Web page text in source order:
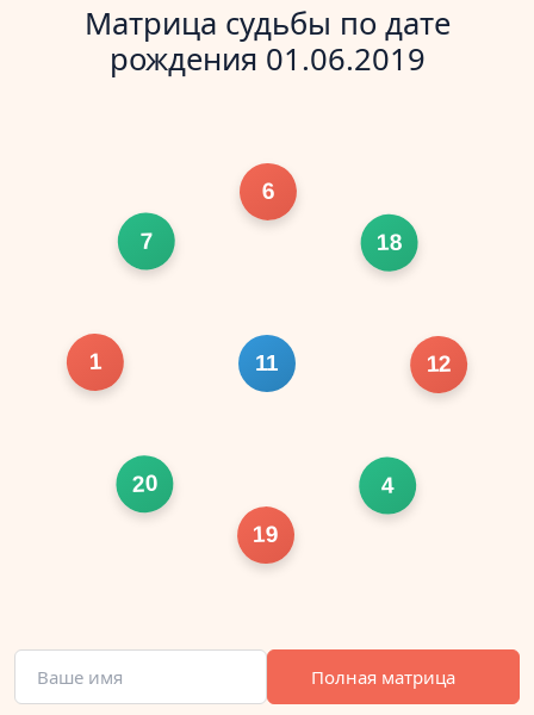
Матрица судьбы по дате
рождения 01.06.2019
1
6
12
19
7 18
4
20
11
Полная матрица